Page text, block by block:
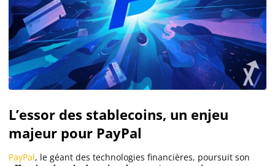
L’essor des stablecoins, un enjeu
majeur pour PayPal
PayPal, le géant des technologies financières, poursuit son